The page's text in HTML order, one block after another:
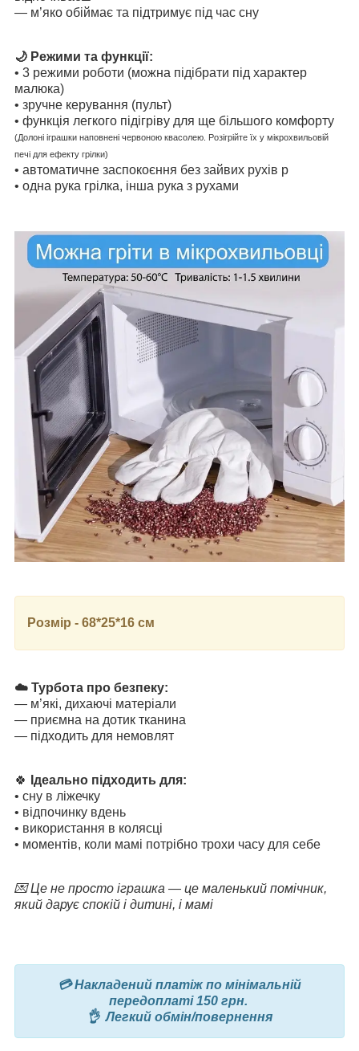
— м’яко обіймає та підтримує під час сну
🌙 Режими та функції:
• 3 режими роботи (можна підібрати під характер
малюка)
• зручне керування (пульт)
• функція легкого підігріву для ще більшого комфорту
(Долоні іграшки наповнені червоною квасолею. Розігрійте їх у мікрохвильовій
печі для ефекту грілки)
• автоматичне заспокоєння без зайвих рухів р
• одна рука грілка, інша рука з рухами
Розмір - 68*25*16 см
☁️ Турбота про безпеку:
— м’які, дихаючі матеріали
— приємна на дотик тканина
— підходить для немовлят
🍀
Ідеально підходить для:
• сну в ліжечку
• відпочинку вдень
• використання в колясці
• моментів, коли мамі потрібно трохи часу для себе
💌 Це не просто іграшка — це маленький помічник,
який дарує спокій і дитині, і мамі
💳 Накладений платіж по мінімальній
передоплаті 150 грн.
👌 Легкий обмін/повернення